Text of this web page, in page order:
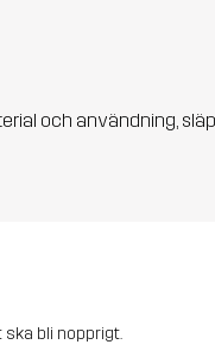
och användning,
bli nopprigt.